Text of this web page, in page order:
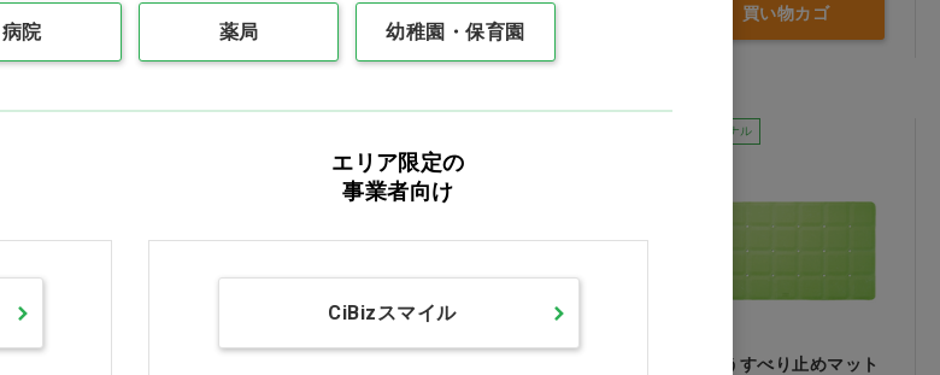
買い物カゴ
Ciオリジナル
浴そうすべり止めマット
病院 薬局 幼稚園・保育園
エリア限定の
事業者向け
CiBizスマイル